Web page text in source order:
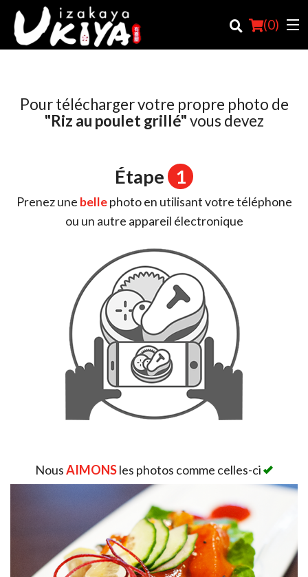
(0)
Commander en ligne
Connection
Rechercher
Pour télécharger votre propre photo de
"Riz au poulet grillé"vous devez
Étape 1
Prenez une bellephoto en utilisant votre téléphone
ou un autre appareil électronique
NousAIMONSles photos comme celles-ci